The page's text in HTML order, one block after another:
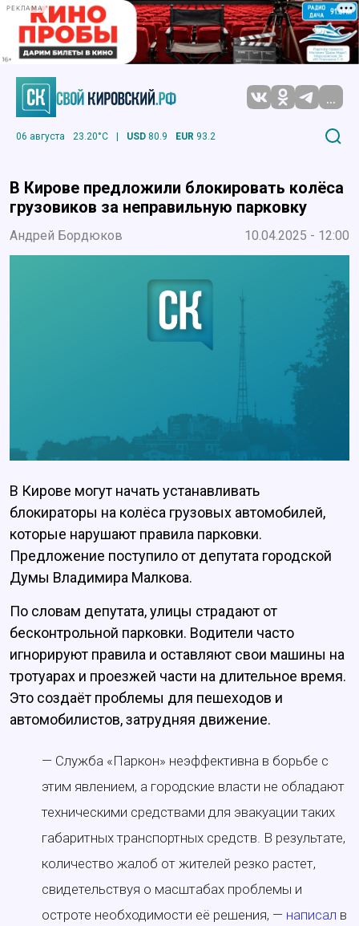
РЕКЛАМА
...
06 августа 23.20°C | USD 80.9 EUR 93.2
В Кирове предложили блокировать колёса
грузовиков за неправильную парковку
Андрей Бордюков 10.04.2025 - 12:00
В Кирове могут начать устанавливать
блокираторы на колёса грузовых автомобилей,
которые нарушают правила парковки.
Предложение поступило от депутата городской
Думы Владимира Малкова.
По словам депутата, улицы страдают от
бесконтрольной парковки. Водители часто
игнорируют правила и оставляют свои машины на
тротуарах и проезжей части на длительное время.
Это создаёт проблемы для пешеходов и
автомобилистов, затрудняя движение.
— Служба «Паркон» неэффективна в борьбе с
этим явлением, а городские власти не обладают
техническими средствами для эвакуации таких
габаритных транспортных средств. В результате,
количество жалоб от жителей резко растет,
свидетельствуя о масштабах проблемы и
остроте необходимости её решения, — написал в